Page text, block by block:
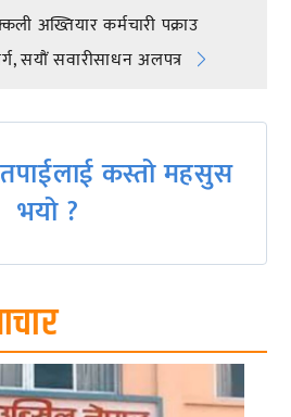
अख्तियार कर्मचारी पक्राउ
सयाैं सवारीसाधन अलपत्र
कस्तो महसुस
भयो ?